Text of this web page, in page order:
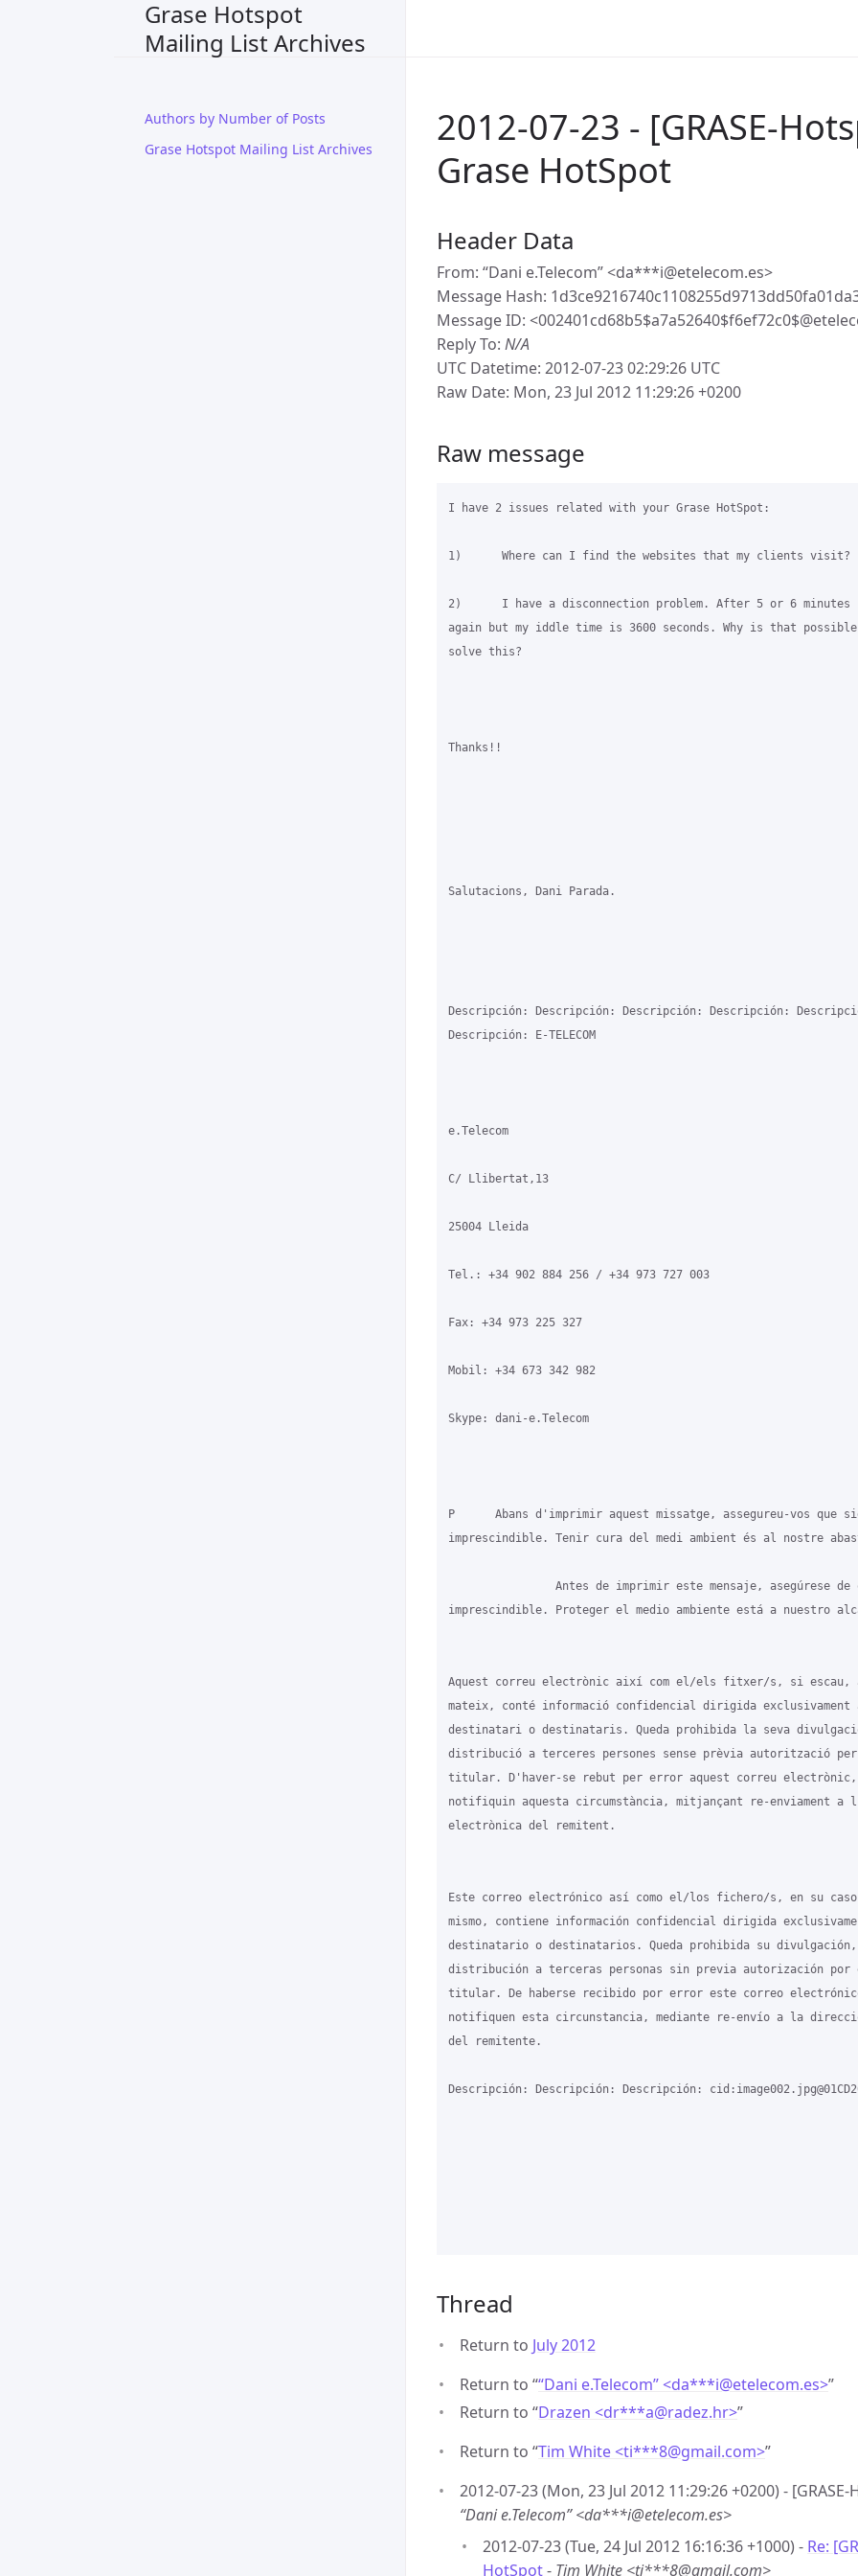
Grase Hotspot
Mailing List Archives
Authors by Number of Posts
Grase Hotspot Mailing List Archives
2012-07-23 - [GRASE-
Grase HotSpot
Header Data
From: “Dani e.Telecom” <da***i@etelecom.es>
Message Hash:
Message ID:
Reply To: N/A
UTC Datetime: 2012-07-23 02:29:26 UTC
Raw Date: Mon, 23 Jul 2012 11:29:26 +0200
Raw message
I have 2 issues related with your Grase HotSpot:
1)      Where can I find the websites that my clients visit?
2)      I have a disconnection problem. After 5 or 6
again but my iddle time is 3600 seconds. Why is that
solve this?
Thanks!!
Salutacions, Dani Parada.
Descripción: Descripción: Descripción: Descripción:
Descripción: E-TELECOM
e.Telecom
C/ Llibertat,13
25004 Lleida
Tel.: +34 902 884 256 / +34 973 727 003
Fax: +34 973 225 327
Mobil: +34 673 342 982
Skype: dani-e.Telecom
P      Abans d'imprimir aquest missatge, assegureu-vos que
imprescindible. Tenir cura del medi ambient és al nostre
Antes de imprimir este mensaje, asegúrese de
imprescindible. Proteger el medio ambiente está a nuestro
Aquest correu electrònic així com el/els fitxer/s, si escau,
mateix, conté informació confidencial dirigida exclusivament
destinatari o destinataris. Queda prohibida la seva
distribució a terceres persones sense prèvia autorització
titular. D'haver-se rebut per error aquest correu electrònic,
notifiquin aquesta circumstància, mitjançant re-enviament a
electrònica del remitent.
Este correo electrónico así como el/los fichero/s, en su
mismo, contiene información confidencial dirigida
destinatario o destinatarios. Queda prohibida su
distribución a terceras personas sin previa autorización
titular. De haberse recibido por error este correo
notifiquen esta circunstancia, mediante re-envío a la
del remitente.
Descripción: Descripción: Descripción:
Thread
Return to July 2012
Return to ““Dani e.Telecom” <da***i@etelecom.es>”
Return to “Drazen <dr***a@radez.hr>”
Return to “Tim White <ti***8@gmail.com>”
2012-07-23 (Mon, 23 Jul 2012 11:29:26 +0200) -
“Dani e.Telecom” <da***i@etelecom.es>
2012-07-23 (Tue, 24 Jul 2012 16:16:36 +1000) - Re:
HotSpot- Tim White <ti***8@gmail.com>